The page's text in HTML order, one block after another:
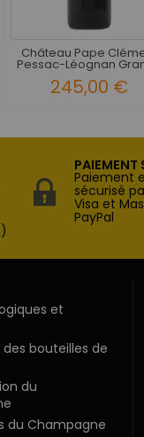
Château Pape
Pessac-Léognan
245,00 €
PAIEMENT
Paiement
sécurisé
Visa et
PayPal
et
bouteilles de
du
du Champagne